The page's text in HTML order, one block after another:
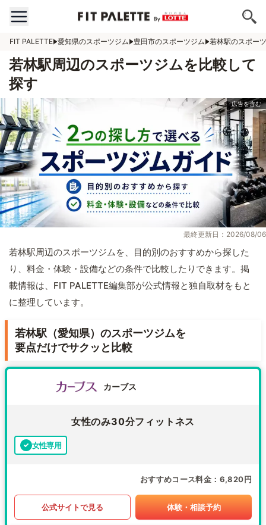
FIT PALETTE 愛知県のスポーツジム 豊田市のスポーツジム 若林駅のスポー
若林駅周辺のスポーツジムを比較して
探す
最終更新日：2026/08/06
若林駅周辺のスポーツジムを、目的別のおすすめから探した
り、料金・体験・設備などの条件で比較したりできます。掲
載情報は、FIT PALETTE編集部が公式情報と独自取材をもと
に整理しています。
若林駅（愛知県）のスポーツジムを
要点だけでサクッと比較
カーブス
女性のみ30分フィットネス
女性専用
おすすめコース料金 6,820円
公式サイトで見る 体験・相談予約